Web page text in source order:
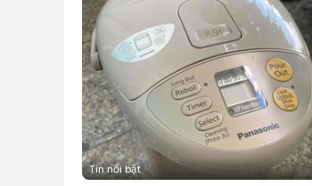
Tin nổi bật